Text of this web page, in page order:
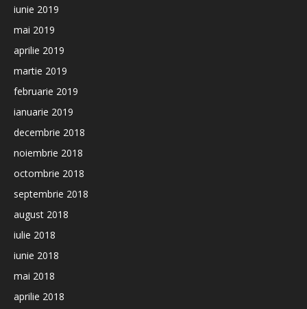
iunie 2019
mai 2019
aprilie 2019
martie 2019
februarie 2019
ianuarie 2019
decembrie 2018
noiembrie 2018
octombrie 2018
septembrie 2018
august 2018
iulie 2018
iunie 2018
mai 2018
aprilie 2018